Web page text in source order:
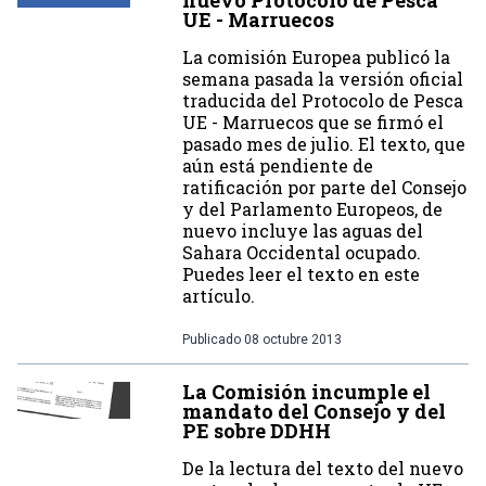
UE - Marruecos
La comisión Europea publicó la
semana pasada la versión oficial
traducida del Protocolo de Pesca
UE - Marruecos que se firmó el
pasado mes de julio. El texto, que
aún está pendiente de
ratificación por parte del Consejo
y del Parlamento Europeos, de
nuevo incluye las aguas del
Sahara Occidental ocupado.
Puedes leer el texto en este
artículo.
Publicado 08 octubre 2013
La Comisión incumple el
mandato del Consejo y del
PE sobre DDHH
De la lectura del texto del nuevo